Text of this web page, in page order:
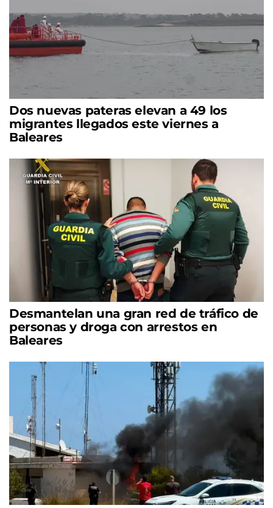
Dos nuevas pateras elevan a 49 los
migrantes llegados este viernes a
Baleares
Desmantelan una gran red de tráfico de
personas y droga con arrestos en
Baleares